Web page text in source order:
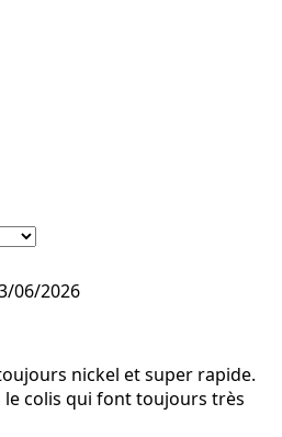
06/2026
nickel et super rapide.
le colis qui font toujours très